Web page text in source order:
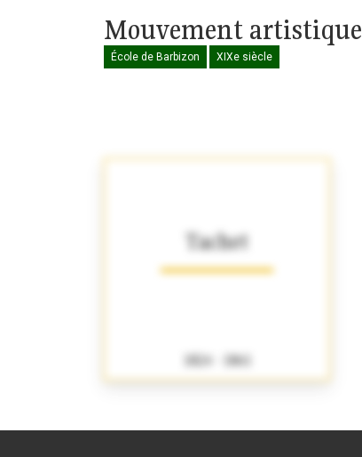
Mouvement artistique
École de Barbizon XIXe siècle
Tachet
1824 - 1861